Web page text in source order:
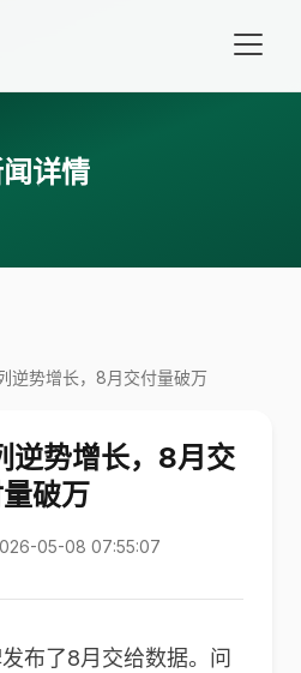
详情
逆势增长，8月交付量破万
逆势增长，8月交
破万
05-08 07:55:07
布了8月交给数据。问